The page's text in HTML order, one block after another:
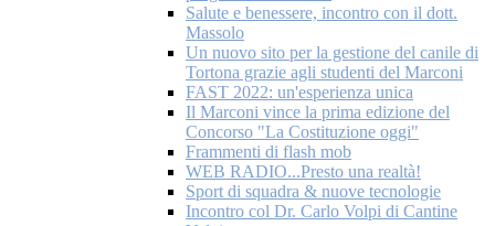
Salute e benessere, incontro con il dott.
Massolo
Un nuovo sito per la gestione del canile di
Tortona grazie agli studenti del Marconi
FAST 2022: un'esperienza unica
Il Marconi vince la prima edizione del
Concorso "La Costituzione oggi"
Frammenti di flash mob
WEB RADIO...Presto una realtà!
Sport di squadra & nuove tecnologie
Incontro col Dr. Carlo Volpi di Cantine